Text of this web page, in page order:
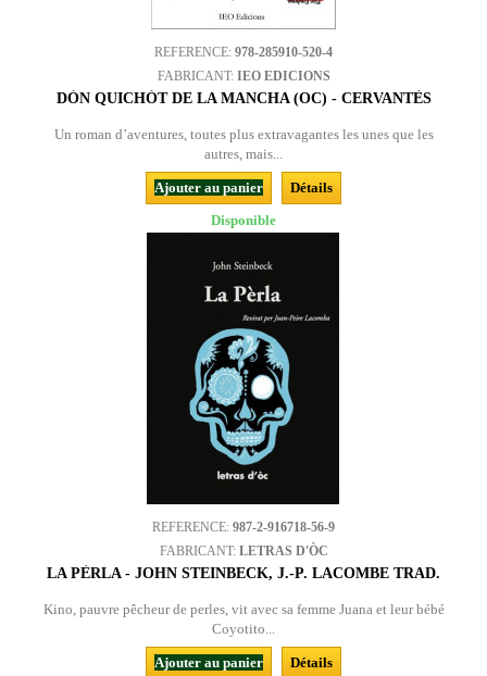
REFERENCE: 978-285910-520-4
FABRICANT: IEO EDICIONS
DÒN QUICHÒT DE LA MANCHA (OC) - CERVANTÈS
Un roman d’aventures, toutes plus extravagantes les unes que les
autres, mais...
Ajouter au panier
Détails
Disponible
REFERENCE: 987-2-916718-56-9
FABRICANT: LETRAS D'ÒC
LA PÈRLA - JOHN STEINBECK, J.-P. LACOMBE TRAD.
Kino, pauvre pêcheur de perles, vit avec sa femme Juana et leur bébé
Coyotito...
Ajouter au panier
Détails